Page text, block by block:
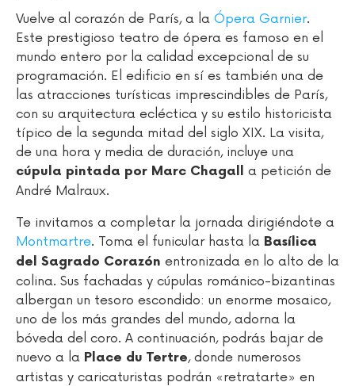
Vuelve al corazón de París, a la Ópera Garnier.
Este prestigioso teatro de ópera es famoso en el
mundo entero por la calidad excepcional de su
programación. El edificio en sí es también una de
las atracciones turísticas imprescindibles de París,
con su arquitectura ecléctica y su estilo historicista
típico de la segunda mitad del siglo XIX. La visita,
de una hora y media de duración, incluye una
cúpula pintada por Marc Chagall a petición de
André Malraux.
Te invitamos a completar la jornada dirigiéndote a
Montmartre. Toma el funicular hasta la Basílica
del Sagrado Corazón entronizada en lo alto de la
colina. Sus fachadas y cúpulas románico-bizantinas
albergan un tesoro escondido: un enorme mosaico,
uno de los más grandes del mundo, adorna la
bóveda del coro. A continuación, podrás bajar de
nuevo a la Place du Tertre, donde numerosos
artistas y caricaturistas podrán «retratarte» en